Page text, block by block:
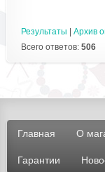
Результаты
Архив
Всего ответов: 506
Главная О
Гарантии